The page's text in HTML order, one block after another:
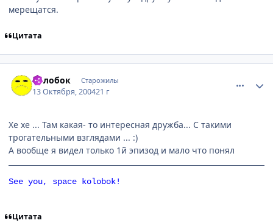
мерещатся.
Цитата
Колобок Старожилы
13 Октября, 200421 г
Хе хе ... Там какая- то интересная дружба... С такими
трогательными взглядами ... :)
А вообще я видел только 1й эпизод и мало что понял
See you, space kolobok!
Цитата